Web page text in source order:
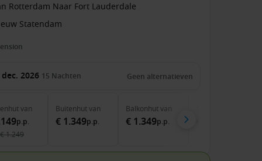
Rotterdam Naar Fort Lauderdale
Statendam
2026 15 Nachten Geen alternatieven
van
p.p.
€ 1.249
Buitenhutvan
€ 1.349p.p.
Balkonhutvan
€ 1.349p.p.